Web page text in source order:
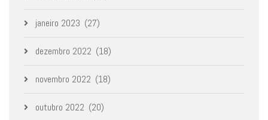
janeiro 2023 (27)
dezembro 2022 (18)
novembro 2022 (18)
outubro 2022 (20)